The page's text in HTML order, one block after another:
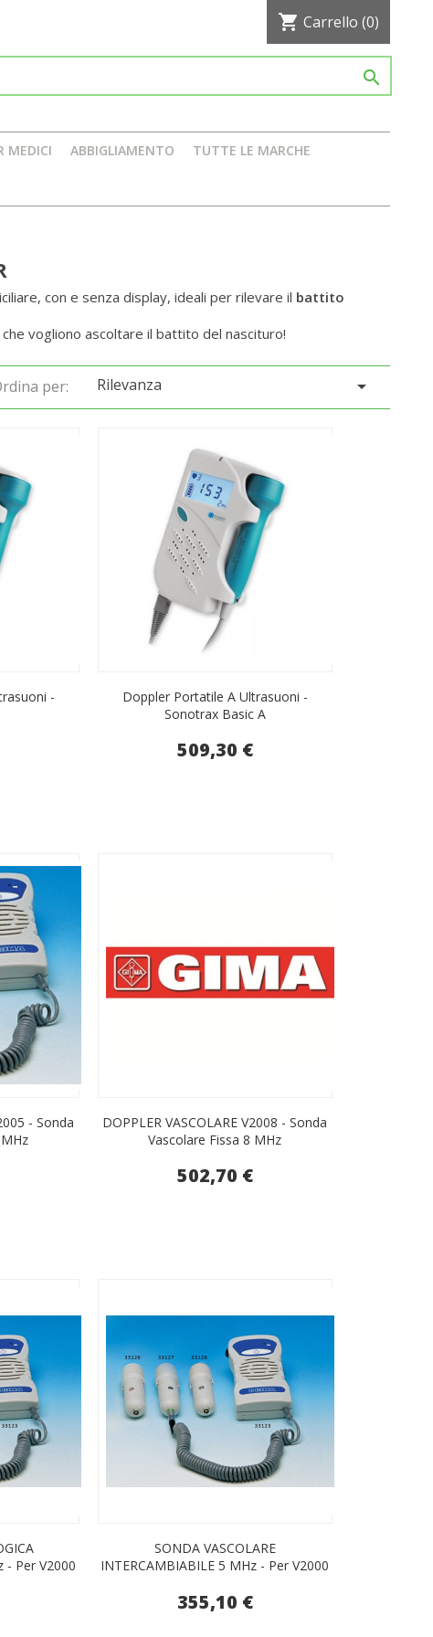
shopping_cart Carrello (0)

MEDICI ABBIGLIAMENTO TUTTE LE MARCHE
con e senza display, ideali per rilevare il battito
vogliono ascoltare il battito del nascituro!
per: Rilevanza 
-
Doppler Portatile A Ultrasuoni -
Sonotrax Basic A
509,30 €
- Sonda
DOPPLER VASCOLARE V2008 - Sonda
Vascolare Fissa 8 MHz
502,70 €
- Per V2000
SONDA VASCOLARE
INTERCAMBIABILE 5 MHz - Per V2000
355,10 €